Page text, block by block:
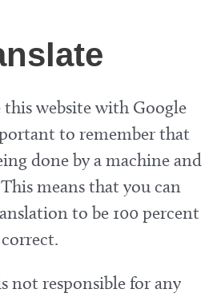
this website with Google
to remember that
done by a machine and
means that you can
to be 100 percent
correct.
not responsible for any